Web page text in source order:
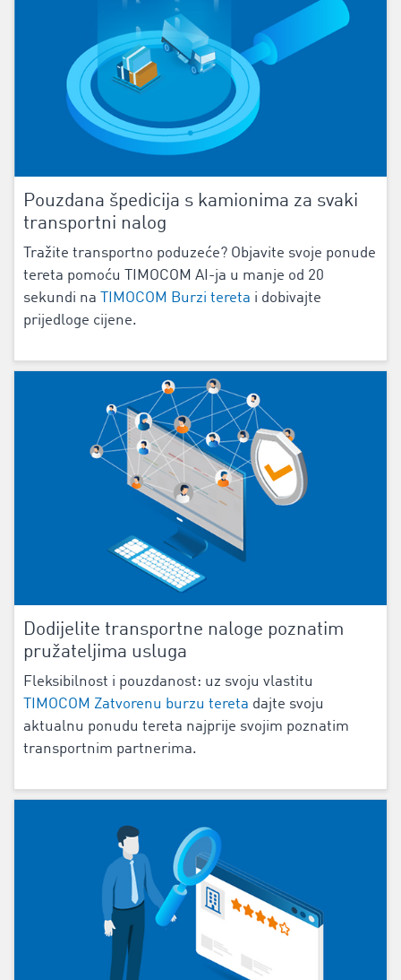
Pouzdana špedicija s kamionima za svaki
transportni nalog
Tražite transportno poduzeće? Objavite svoje ponude
tereta pomoću TIMOCOM AI-ja u manje od 20
sekundi na
TIMOCOM Burzi tereta i dobivajte
prijedloge cijene.
Dodijelite transportne naloge poznatim
pružateljima usluga
Fleksibilnost i pouzdanost: uz svoju vlastitu
TIMOCOM Zatvorenu burzu tereta dajte svoju
aktualnu ponudu tereta najprije svojim poznatim
transportnim partnerima.